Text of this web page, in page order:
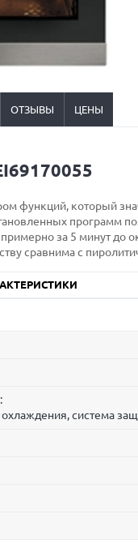
ОТЗЫВЫ ЦЕНЫ
функций, который
программ
за 5 минут до
сравнима с
система